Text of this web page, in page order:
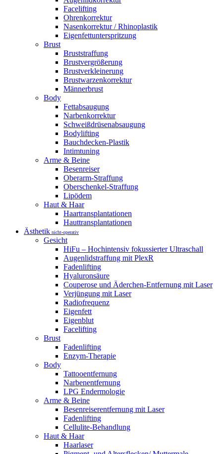
Facelifting
Ohrenkorrektur
Nasenkorrektur / Rhinoplastik
Eigenfettunterspritzung
Brust
Bruststraffung
Brustvergrößerung
Brustverkleinerung
Brustwarzenkorrektur
Männerbrust
Body
Fettabsaugung
Narbenkorrektur
Schweißdrüsenabsaugung
Bodylifting
Bauchdecken-Plastik
Intimtuning
Arme & Beine
Besenreiser
Oberarm-Straffung
Oberschenkel-Straffung
Lipödem
Haut & Haar
Haartransplantationen
Hauttransplantationen
Ästhetik nicht-operativ
Gesicht
HiFu – Hochintensiv fokussierter Ultraschall
Augenlidstraffung mit PlexR
Fadenlifting
Hyaluronsäure
Couperose und Äderchen-Entfernung mit Laser
Verjüngung mit Laser
Radiofrequenz
Eigenfett
Eigenblut
Facelifting
Brust
Fadenlifting
Enzym-Therapie
Body
Tattooentfernung
Narbenentfernung
LPG Endermologie
Arme & Beine
Besenreiserentfernung mit Laser
Fadenlifting
Cellulite-Behandlung
Haut & Haar
Haarlaser